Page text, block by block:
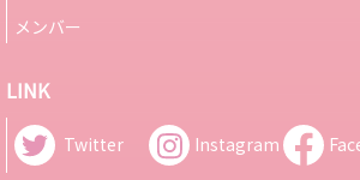
メンバー
LINK
Twitter Instagram